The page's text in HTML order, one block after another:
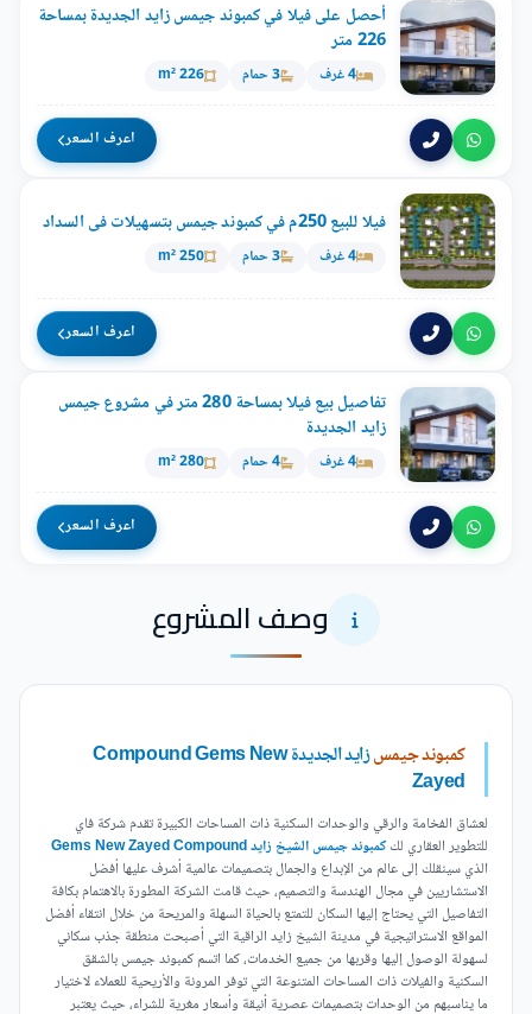
أحصل على فيلا في كمبوند جيمس زايد الجديدة بمساحة
226 متر
4 غرف 3 حمام 226 m²
اعرف السعر
فيلا للبيع 250م في كمبوند جيمس بتسهيلات فى السداد
4 غرف 3 حمام 250 m²
اعرف السعر
تفاصيل بيع فيلا بمساحة 280 متر في مشروع جيمس
زايد الجديدة
4 غرف 4 حمام 280 m²
اعرف السعر
وصف المشروع
كمبوند جيمس
زايد الجديدة Compound Gems New
Zayed
لعشاق الفخامة والرقي والوحدات السكنية ذات المساحات الكبيرة تقدم شركة فاي
للتطوير العقاري لككمبوند جيمس الشيخ زايد Gems New Zayed Compound
الذي سينقلك إلى عالم من الإبداع والجمال بتصميمات عالمية أشرف عليها أفضل
الاستشاريين في مجال الهندسة والتصميم، حيث قامت الشركة المطورة بالاهتمام بكافة
التفاصيل التي يحتاج إليها السكان للتمتع بالحياة السهلة والمريحة من خلال انتقاء أفضل
المواقع الاستراتيجية في مدينة الشيخ زايد الراقية التي أصبحت منطقة جذب سكاني
لسهولة الوصول إليها وقربها من جميع الخدمات، كما اتسم كمبوند جيمس بالشقق
السكنية والفيلات ذات المساحات المتنوعة التي توفر المرونة والأريحية للعملاء لاختيار
ما يناسبهم من الوحدات بتصميمات عصرية أنيقة وأسعار مغرية للشراء، حيث يعتبر